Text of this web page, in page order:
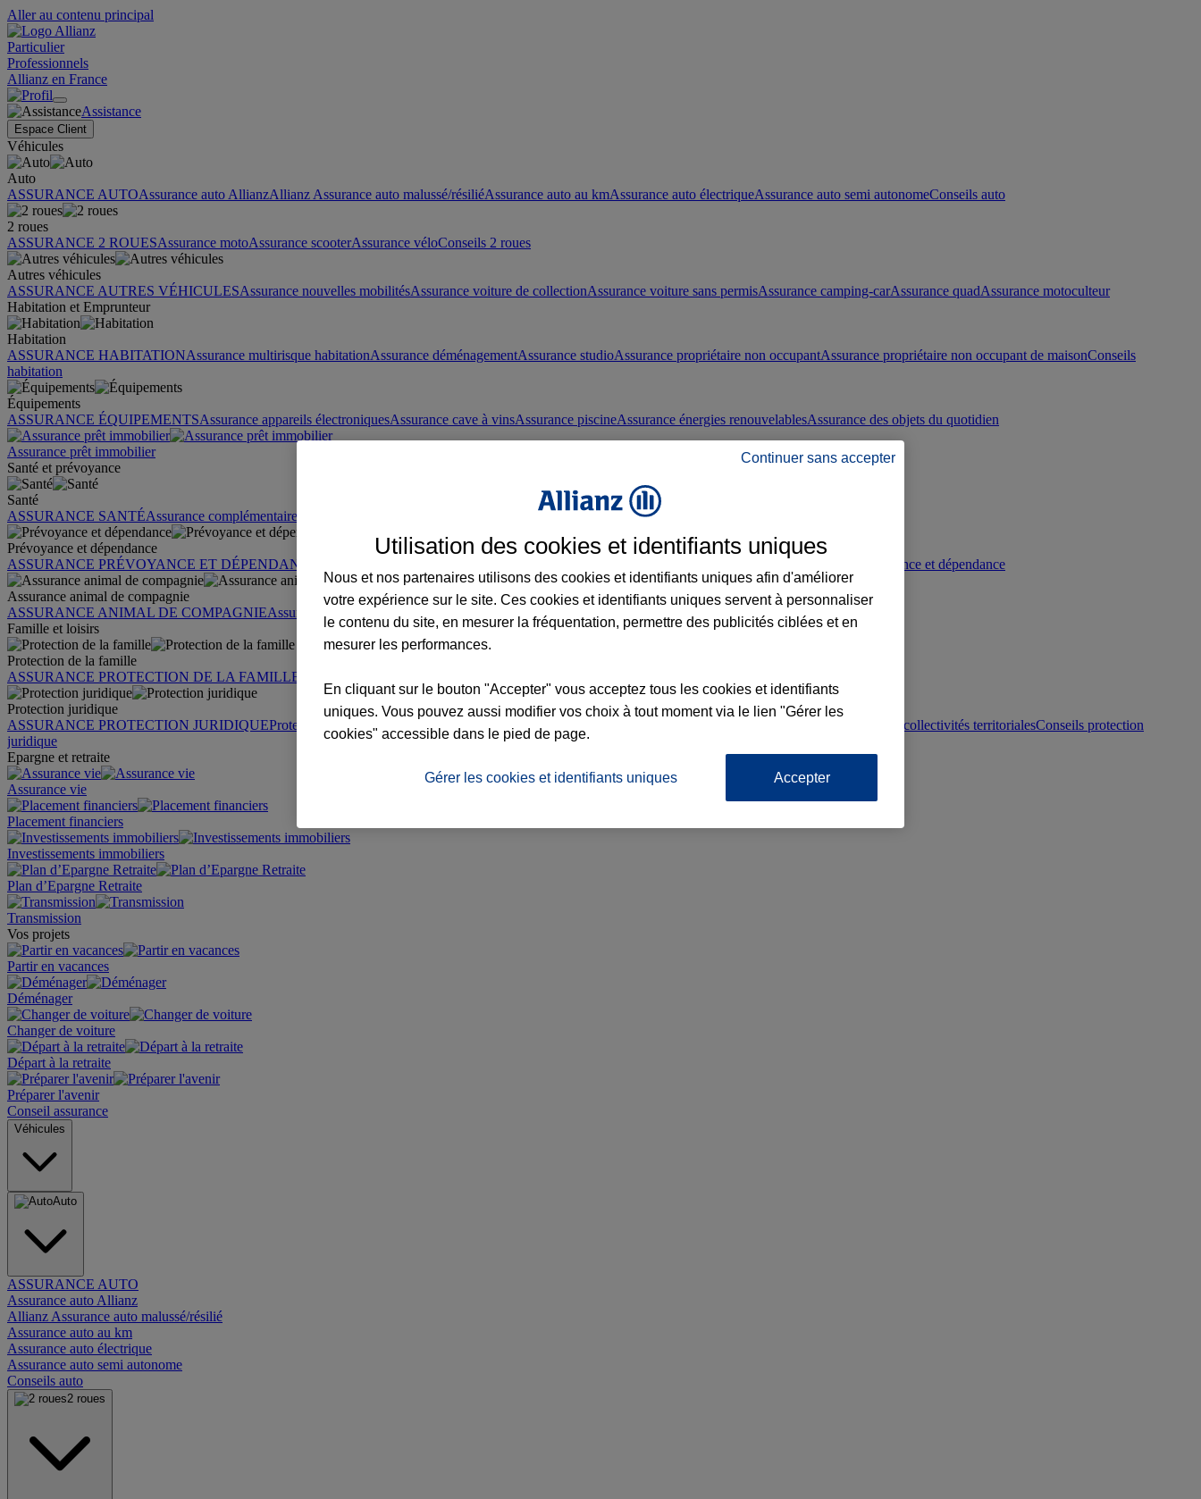
Aller au contenu principal
Particulier
Professionnels
Allianz en France
Assistance
Espace Client
Véhicules
Auto
ASSURANCE AUTOAssurance auto AllianzAllianz Assurance auto malussé/résiliéAssurance auto au kmAssurance auto électriqueAssurance auto semi autonomeConseils auto
2 roues
ASSURANCE 2 ROUESAssurance motoAssurance scooterAssurance véloConseils 2 roues
Autres véhicules
ASSURANCE AUTRES VÉHICULESAssurance nouvelles mobilitésAssurance voiture de collectionAssurance voiture sans permisAssurance camping-carAssurance quadAssurance motoculteur
Habitation et Emprunteur
Habitation
ASSURANCE HABITATIONAssurance multirisque habitationAssurance déménagementAssurance studioAssurance propriétaire non occupantAssurance propriétaire non occupant de maisonConseils
habitation
Équipements
ASSURANCE ÉQUIPEMENTSAssurance appareils électroniquesAssurance cave à vinsAssurance piscineAssurance énergies renouvelablesAssurance des objets du quotidien
Assurance prêt immobilier
Santé et prévoyance
Santé
ASSURANCE SANTÉAssurance complémentaire santé Conseils santé
Prévoyance et dépendance
ASSURANCE PRÉVOYANCE ET DÉPENDANCE
Conseils prévoyance et dépendance
Assurance animal de compagnie
ASSURANCE ANIMAL DE COMPAGNIEAssurance chien Assurance chat
Conseils animal de compagnie
Famille et loisirs
Protection de la famille
ASSURANCE PROTECTION DE LA FAMILLE
Protection juridique
ASSURANCE PROTECTION JURIDIQUEProtection juridique particuliers Protection juridique immobilière Protection juridique collectivités territorialesConseils protection
juridique
Epargne et retraite
Assurance vie
Placement financiers
Investissements immobiliers
Plan d’Epargne Retraite
Transmission
Vos projets
Partir en vacances
Déménager
Changer de voiture
Départ à la retraite
Préparer l'avenir
Conseil assurance
Véhicules
Auto
ASSURANCE AUTO
Assurance auto Allianz
Allianz Assurance auto malussé/résilié
Assurance auto au km
Assurance auto électrique
Assurance auto semi autonome
Conseils auto
2 roues
Continuer sans accepter
Utilisation des cookies et identifiants uniques
Nous et nos partenaires utilisons des cookies et identifiants uniques afin d'améliorer
votre expérience sur le site. Ces cookies et identifiants uniques servent à personnaliser
le contenu du site, en mesurer la fréquentation, permettre des publicités ciblées et en
mesurer les performances.
En cliquant sur le bouton "Accepter" vous acceptez tous les cookies et identifiants
uniques. Vous pouvez aussi modifier vos choix à tout moment via le lien "Gérer les
cookies" accessible dans le pied de page.
Gérer les cookies et identifiants uniques Accepter